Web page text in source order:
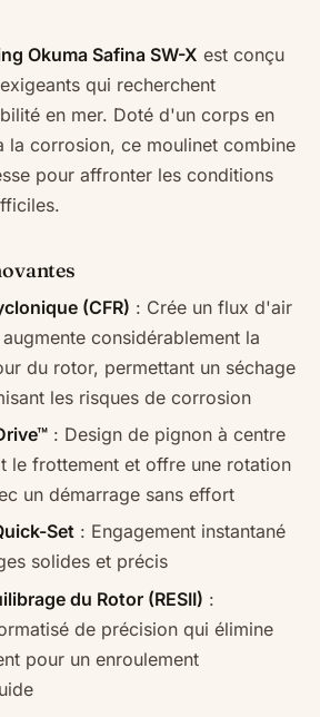
Okuma Safina SW-X est conçu
qui recherchent
en mer. Doté d'un corps en
la corrosion, ce moulinet combine
pour affronter les conditions
(CFR) : Crée un flux d'air
considérablement la
du rotor, permettant un séchage
les risques de corrosion
: Design de pignon à centre
le frottement et offre une rotation
un démarrage sans effort
Set : Engagement instantané
solides et précis
du Rotor (RESII) :
de précision qui élimine
pour un enroulement